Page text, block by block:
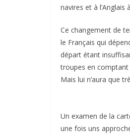
navires et à
Ce changement de
le Français qui
départ étant
troupes en comptant
Mais lui n’aura que
Un examen de la
une fois uns